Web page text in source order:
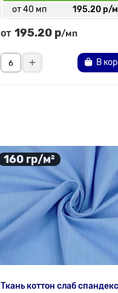
от 40 мп
195.20 р/
от 195.20 р/мп
В
160 гр/м²
Ткань коттон слаб